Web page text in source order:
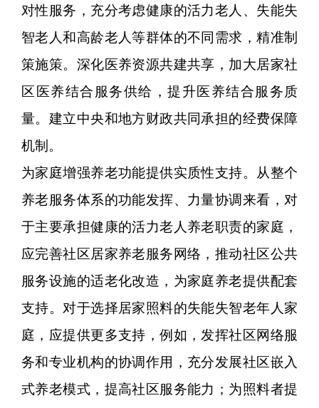
对性服务，充分考虑健康的活力老人、失能失
智老人和高龄老人等群体的不同需求，精准制
策施策。深化医养资源共建共享，加大居家社
区医养结合服务供给，提升医养结合服务质
量。建立中央和地方财政共同承担的经费保障
机制。
为家庭增强养老功能提供实质性支持。从整个
养老服务体系的功能发挥、力量协调来看，对
于主要承担健康的活力老人养老职责的家庭，
应完善社区居家养老服务网络，推动社区公共
服务设施的适老化改造，为家庭养老提供配套
支持。对于选择居家照料的失能失智老年人家
庭，应提供更多支持，例如，发挥社区网络服
务和专业机构的协调作用，充分发展社区嵌入
式养老模式，提高社区服务能力；为照料者提